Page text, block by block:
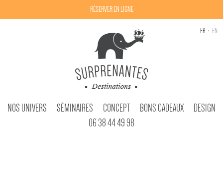
RÉSERVER EN LIGNE
FR EN
NOS UNIVERS SÉMINAIRES CONCEPT BONS CADEAUX
DESIGN
06 38 44 49 98